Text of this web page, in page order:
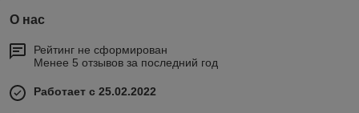
О нас
Рейтинг не сформирован
Менее 5 отзывов за последний год
Работает с 25.02.2022